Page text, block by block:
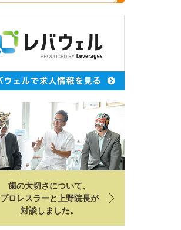
歯の大切さについて、
プロレスラーと上野院長が
対談しました。